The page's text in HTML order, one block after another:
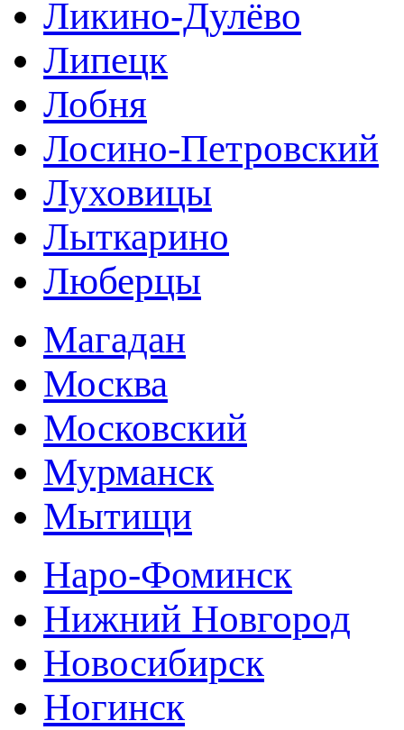
Ликино-Дулёво
Липецк
Лобня
Лосино-Петровский
Луховицы
Лыткарино
Люберцы
Магадан
Москва
Московский
Мурманск
Мытищи
Наро-Фоминск
Нижний Новгород
Новосибирск
Ногинск